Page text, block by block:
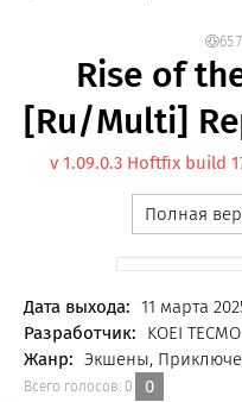
Rise of
[Ru/Multi]
v 1.09.0.3 Hoftfix build
Полная
Дата выхода:
11 марта
Разработчик:
KOEI
Жанр: Экшены,
Всего голосов: 0.
0